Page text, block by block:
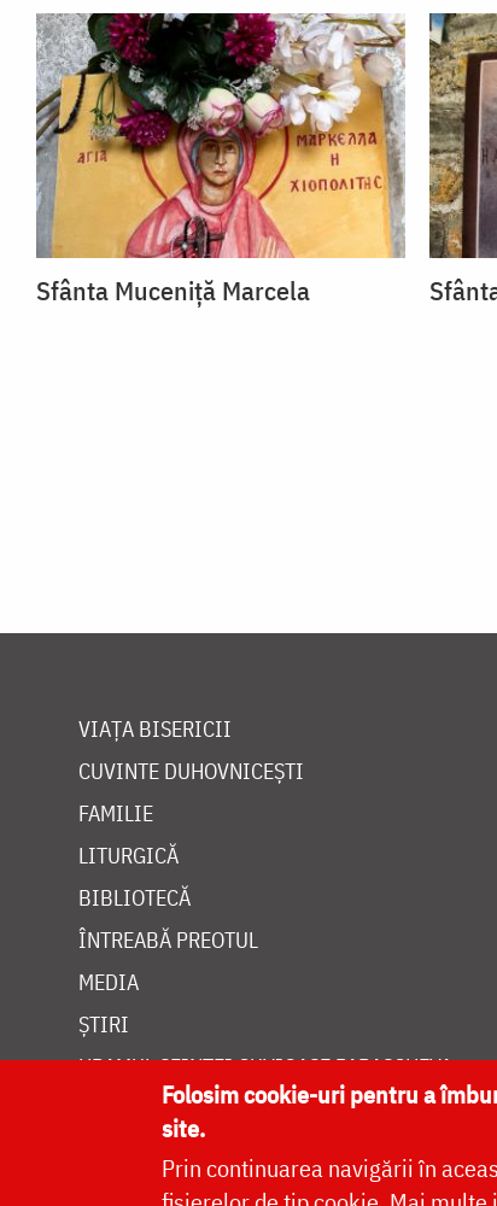
Sfânta Muceniță Marcela
VIAȚA BISERICII
CUVINTE DUHOVNICEȘTI
FAMILIE
LITURGICĂ
BIBLIOTECĂ
ÎNTREABĂ PREOTUL
MEDIA
ȘTIRI
HRAMUL SFINTEI CUVIOASE PARASCHEVA
Folosim cookie-uri pentru a
site.
Prin continuarea navigării în